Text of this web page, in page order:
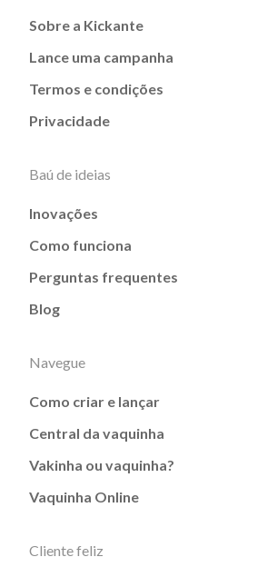
Sobre a Kickante
Lance uma campanha
Termos e condições
Privacidade
Baú de ideias
Inovações
Como funciona
Perguntas frequentes
Blog
Navegue
Como criar e lançar
Central da vaquinha
Vakinha ou vaquinha?
Vaquinha Online
Cliente feliz